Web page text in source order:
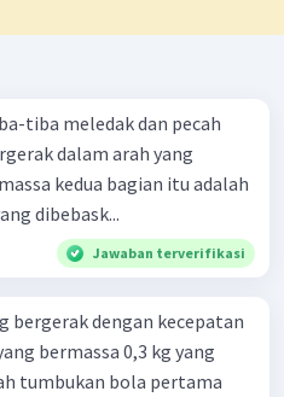
tiba meledak dan pecah
dalam arah yang
kedua bagian itu adalah
dibebask...
Jawaban terverifikasi
bergerak dengan kecepatan
bermassa 0,3 kg yang
tumbukan bola pertama